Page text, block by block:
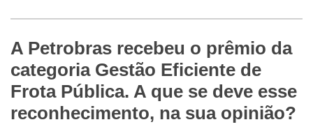
A Petrobras recebeu o prêmio da
categoria Gestão Eficiente de
Frota Pública. A que se deve esse
reconhecimento, na sua opinião?